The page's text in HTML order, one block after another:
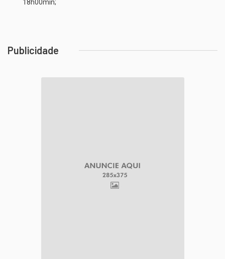
18h00min;
Publicidade